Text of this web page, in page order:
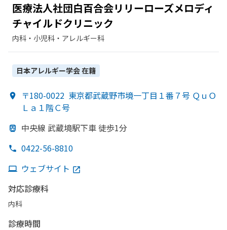
医療法人社団白百合会リリーローズメロディ
チャイルドクリニック
内科・​小児科・​アレルギー科
日本アレルギー学会在籍
〒180-0022 東京都武蔵野市境一丁目１番７号 ＱｕＯ
Ｌａ１階Ｃ号
中央線 武蔵境駅下車 徒歩1分
0422-56-8810
ウェブサイト
対応診療科
内科
診療時間